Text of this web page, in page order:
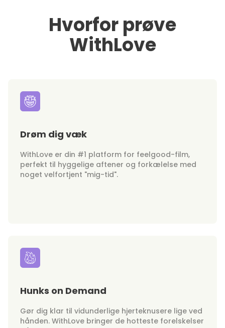
Hvorfor prøve
WithLove
Drøm dig væk
WithLove er din #1 platform for feelgood-film,
perfekt til hyggelige aftener og forkælelse med
noget velfortjent "mig-tid".
Hunks on Demand
Gør dig klar til vidunderlige hjerteknusere lige ved
hånden. WithLove bringer de hotteste forelskelser